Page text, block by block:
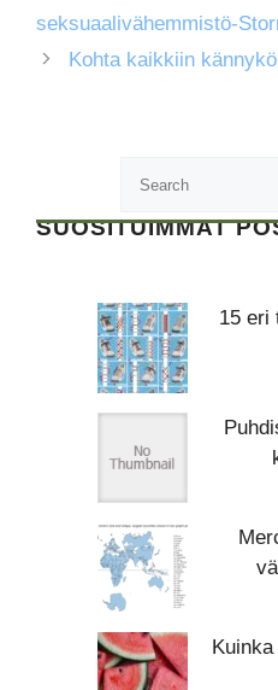
seksuaalivähemmistö-
Kohta kaikkiin
SUOSITUIMMAT
15 eri